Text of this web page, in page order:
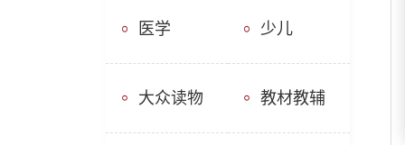
医学 少儿
大众读物 教材教辅